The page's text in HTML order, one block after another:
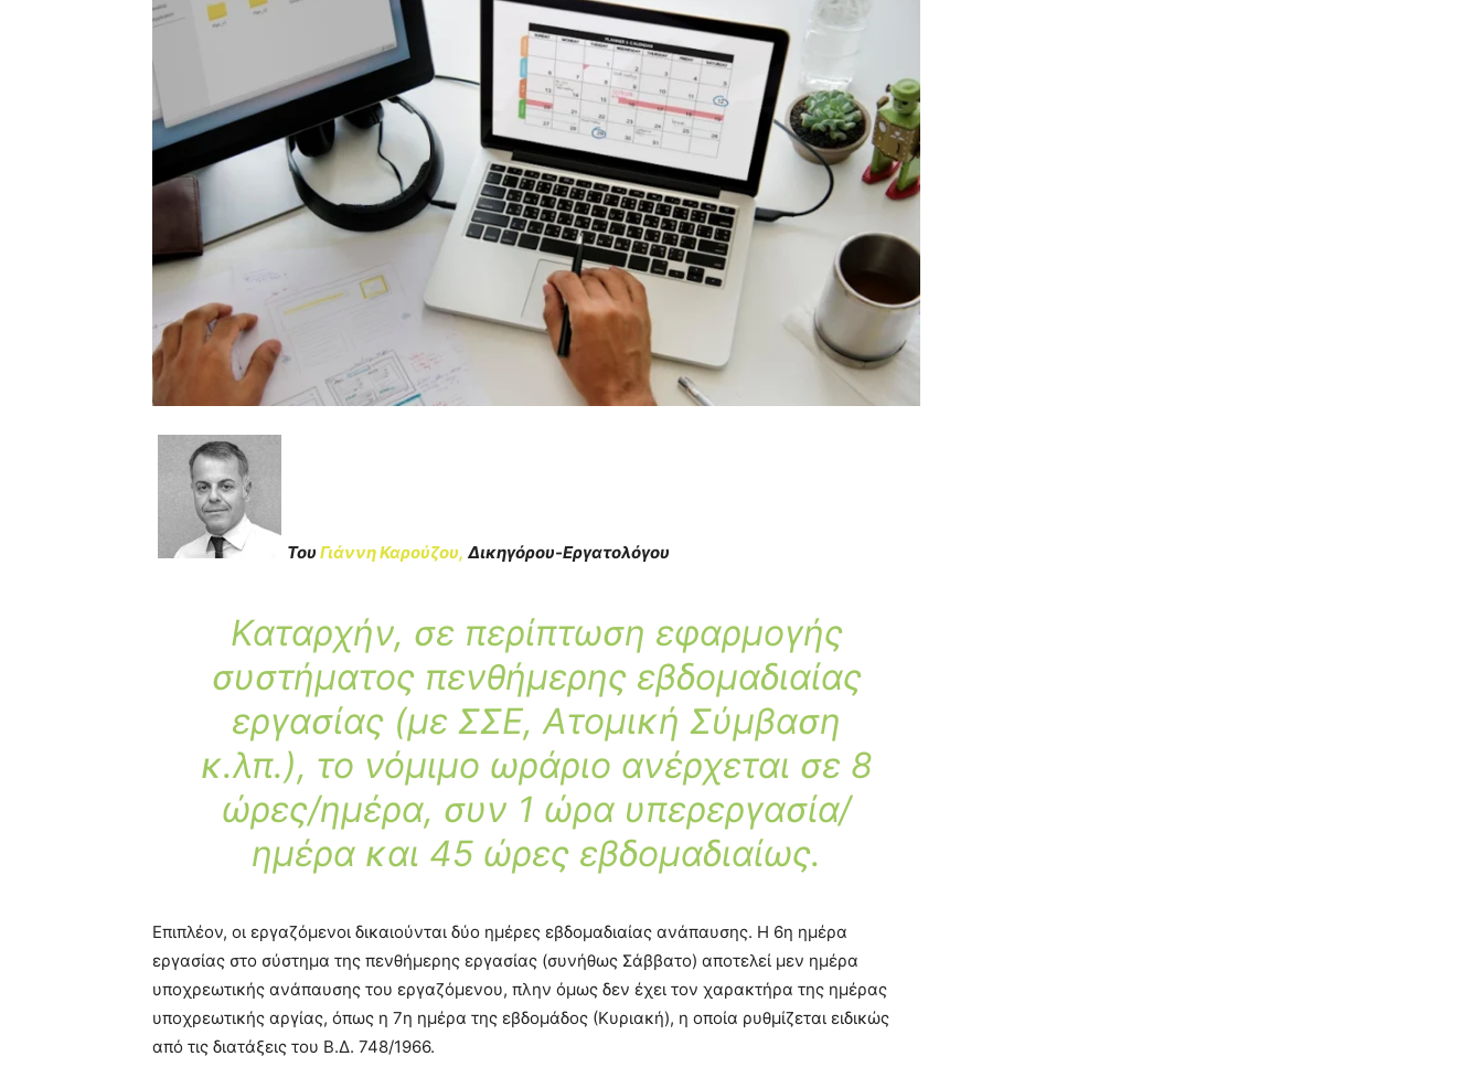
Του Γιάννη Καρούζου, Δικηγόρου-Εργατολόγου
Καταρχήν, σε περίπτωση εφαρμογής
συστήματος πενθήμερης εβδομαδιαίας
εργασίας (με ΣΣΕ, Ατομική Σύμβαση
κ.λπ.), το νόμιμο ωράριο ανέρχεται σε 8
ώρες/ημέρα, συν 1 ώρα υπερεργασία/
ημέρα και 45 ώρες εβδομαδιαίως.
Επιπλέον, οι εργαζόμενοι δικαιούνται δύο ημέρες εβδομαδιαίας ανάπαυσης. Η 6η ημέρα
εργασίας στο σύστημα της πενθήμερης εργασίας (συνήθως Σάββατο) αποτελεί μεν ημέρα
υποχρεωτικής ανάπαυσης του εργαζόμενου, πλην όμως δεν έχει τον χαρακτήρα της ημέρας
υποχρεωτικής αργίας, όπως η 7η ημέρα της εβδομάδος (Κυριακή), η οποία ρυθμίζεται ειδικώς
από τις διατάξεις του Β.Δ. 748/1966.